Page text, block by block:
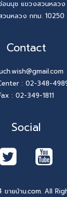
อนนุช แขวงสวนหลวง
วนหลวง กทม. 10250
Contact
: 02-348-
: 02-349-1811
Social
ายบ้าน.com. All